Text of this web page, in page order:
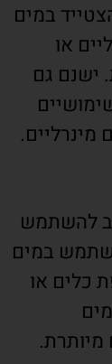
במים
או
ישנם גם
מינרליים.
להשתמש
במים
כלים או